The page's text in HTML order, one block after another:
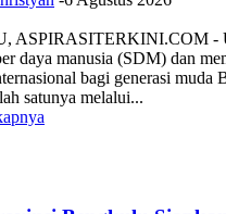
ASPIRASITERKINI.COM -
daya manusia (SDM) dan
bagi generasi muda
satunya melalui...